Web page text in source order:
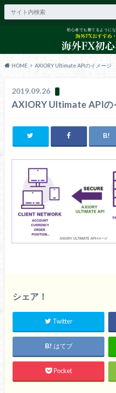
初心者でも勝てるように
HOME AXIORY Ultimate APIのイメージ
2019.09.26
AXIORY Ultimate APIの
シェア！
Twitter
はてブ
Pocket